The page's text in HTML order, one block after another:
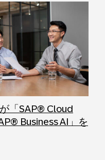
「SAP® Cloud
Business AI」を